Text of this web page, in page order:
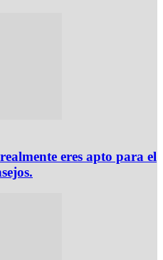
eres apto para el